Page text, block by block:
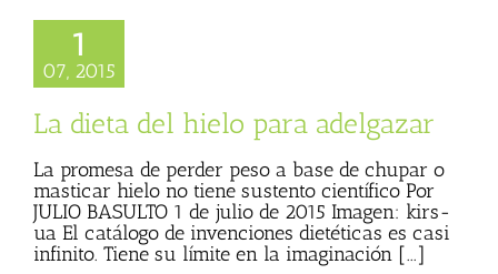
1
07, 2015
La dieta del hielo para adelgazar
La promesa de perder peso a base de chupar o
masticar hielo no tiene sustento científico Por
JULIO BASULTO 1 de julio de 2015 Imagen: kirs-
ua El catálogo de invenciones dietéticas es casi
infinito. Tiene su límite en la imaginación [...]